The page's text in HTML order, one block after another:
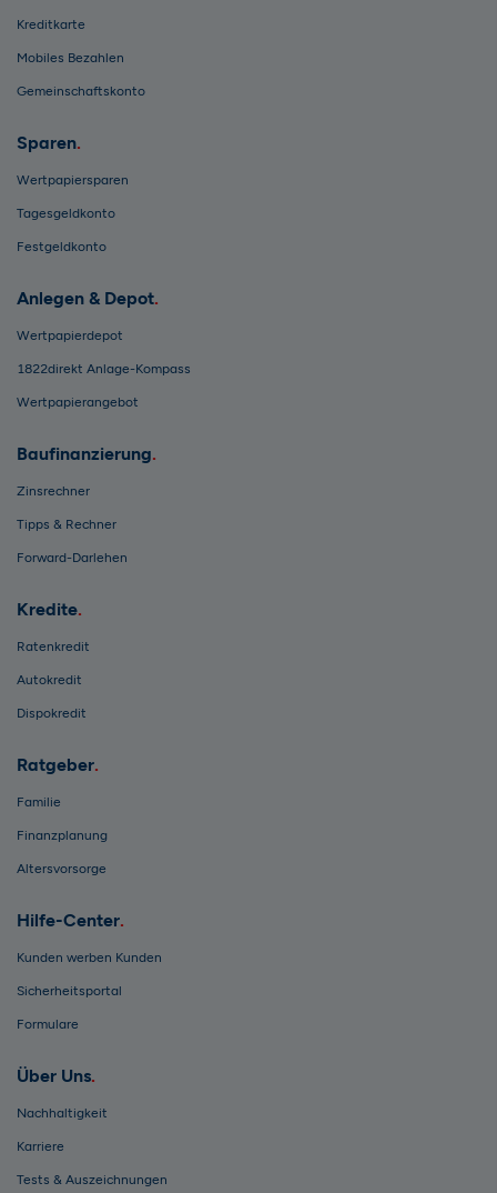
Kreditkarte
Mobiles Bezahlen
Gemeinschaftskonto
Sparen
Wertpapiersparen
Tagesgeldkonto
Festgeldkonto
Anlegen & Depot
Wertpapierdepot
1822direkt Anlage-Kompass
Wertpapierangebot
Baufinanzierung
Zinsrechner
Tipps & Rechner
Forward-Darlehen
Kredite
Ratenkredit
Autokredit
Dispokredit
Ratgeber
Familie
Finanzplanung
Altersvorsorge
Hilfe-Center
Kunden werben Kunden
Sicherheitsportal
Formulare
Über Uns
Nachhaltigkeit
Karriere
Tests & Auszeichnungen